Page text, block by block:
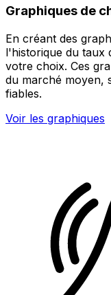
Graphiques de
En créant des
l'historique du taux
votre choix. Ces
du marché moyen,
fiables.
Voir les graphiques